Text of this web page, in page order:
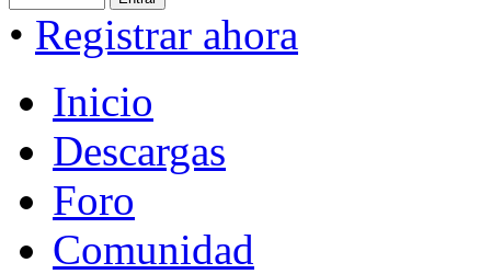
• Registrar ahora
Inicio
Descargas
Foro
Comunidad